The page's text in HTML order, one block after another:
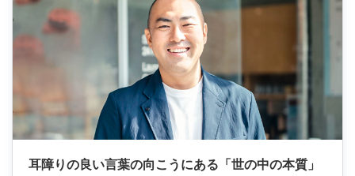
耳障りの良い言葉の向こうにある「世の中の本質」